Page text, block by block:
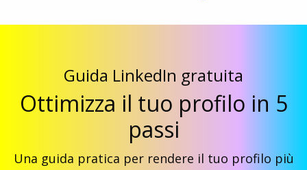
Guida LinkedIn gratuita
Ottimizza il tuo profilo in 5
passi
Una guida pratica per rendere il tuo profilo più